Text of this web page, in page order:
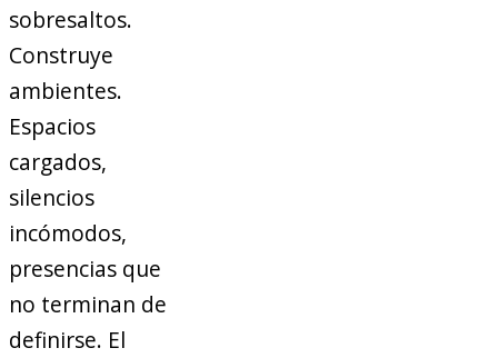
sobresaltos.
Construye
ambientes.
Espacios
cargados,
silencios
incómodos,
presencias que
no terminan de
definirse. El